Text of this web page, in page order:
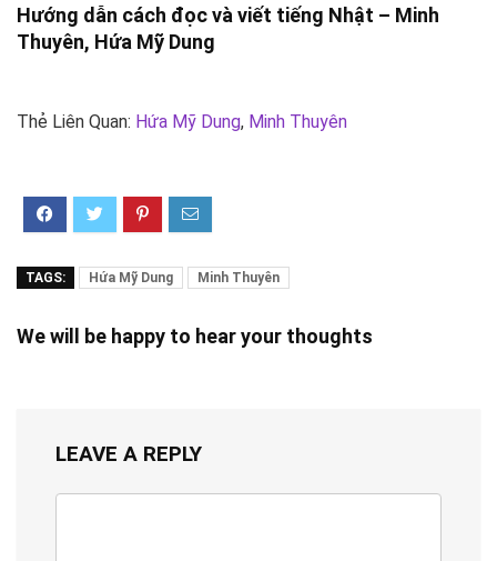
Hướng dẫn cách đọc và viết tiếng Nhật – Minh
Thuyên, Hứa Mỹ Dung
Thẻ Liên Quan: Hứa Mỹ Dung, Minh Thuyên
TAGS: Hứa Mỹ Dung Minh Thuyên
We will be happy to hear your thoughts
LEAVE A REPLY